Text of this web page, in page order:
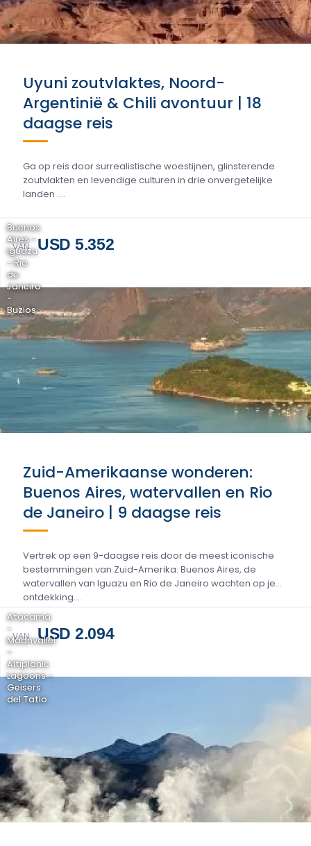
Uyuni zoutvlaktes, Noord-
Argentinië & Chili avontuur | 18
daagse reis
Ga op reis door surrealistische woestijnen, glinsterende
zoutvlakten en levendige culturen in drie onvergetelijke
landen ....
VAN USD 5.352
Buenos
Aires -
Iguazu
- Rio
de
Janeiro
-
Buzios
Zuid-Amerikaanse wonderen:
Buenos Aires, watervallen en Rio
de Janeiro | 9 daagse reis
Vertrek op een 9-daagse reis door de meest iconische
bestemmingen van Zuid-Amerika: Buenos Aires, de
watervallen van Iguazu en Rio de Janeiro wachten op je
ontdekking....
VAN USD 2.094
Atacama
-
Maanvallei
-
Altiplanic
Lagoons -
Geisers
del Tatio